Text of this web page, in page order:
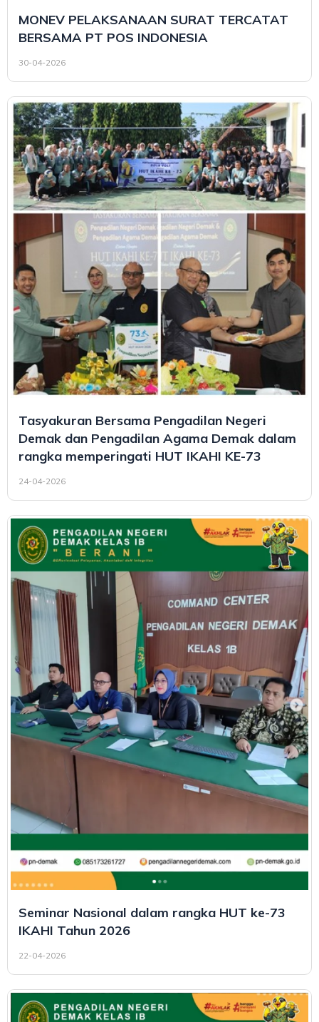
MONEV PELAKSANAAN SURAT TERCATAT
BERSAMA PT POS INDONESIA
30-04-2026
Tasyakuran Bersama Pengadilan Negeri
Demak dan Pengadilan Agama Demak dalam
rangka memperingati HUT IKAHI KE-73
24-04-2026
Seminar Nasional dalam rangka HUT ke-73
IKAHI Tahun 2026
22-04-2026